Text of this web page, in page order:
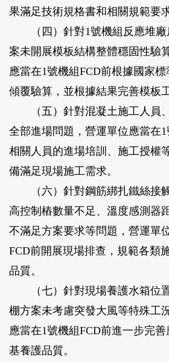
果滿足技術規格書和相關規範要求
（四）針對1號機組反應堆廠
案未開展模板結構整體穩固性驗
應當在1號機組FCD前根據國家
傾覆驗算，並根據結果完善模板
（五）針對混凝土施工人員
全部進場問題，營運單位應當在
相關人員的進場培訓、施工授權
備滿足現場施工需求。
（六）針對鋼筋綁扎鐵絲接
高控制樁數量不足、溫度感測器
不滿足方案要求等問題，營運單
FCD前開展現場排查，規範各類
品質。
（七）針對現場養護水箱位
棚方案未考慮突發大風等特殊工
應當在1號機組FCD前進一步完
基養護品質。